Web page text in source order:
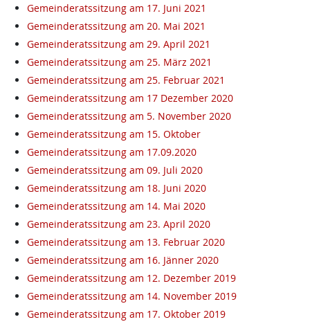
Gemeinderatssitzung am 17. Juni 2021
Gemeinderatssitzung am 20. Mai 2021
Gemeinderatssitzung am 29. April 2021
Gemeinderatssitzung am 25. März 2021
Gemeinderatssitzung am 25. Februar 2021
Gemeinderatssitzung am 17 Dezember 2020
Gemeinderatssitzung am 5. November 2020
Gemeinderatssitzung am 15. Oktober
Gemeinderatssitzung am 17.09.2020
Gemeinderatssitzung am 09. Juli 2020
Gemeinderatssitzung am 18. Juni 2020
Gemeinderatssitzung am 14. Mai 2020
Gemeinderatssitzung am 23. April 2020
Gemeinderatssitzung am 13. Februar 2020
Gemeinderatssitzung am 16. Jänner 2020
Gemeinderatssitzung am 12. Dezember 2019
Gemeinderatssitzung am 14. November 2019
Gemeinderatssitzung am 17. Oktober 2019